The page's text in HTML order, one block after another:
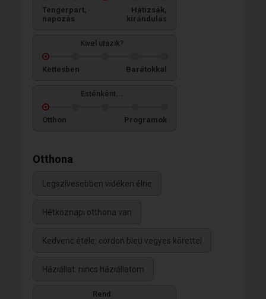
Tengerpart,
napozás
Hátizsák,
kirándulás
Kivel utazik?
Kettesben Barátokkal
Esténként...
Otthon Programok
Otthona
Legszívesebben vidéken élne
Hétköznapi otthona van
Kedvenc étele: cordon bleu vegyes körettel
Háziállat: nincs háziállatom
Rend